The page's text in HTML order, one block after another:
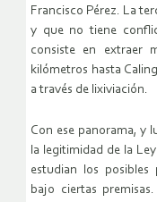
Francisco Pérez. La
y que no tiene
consiste en extraer
kilómetros hasta
a través de lixiviación.
Con ese panorama, y
la legitimidad de la
estudian los posibles
bajo ciertas